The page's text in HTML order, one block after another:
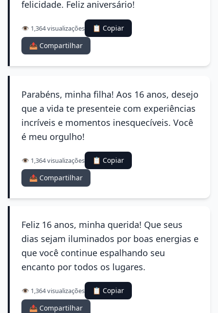
felicidade. Feliz aniversário!
👁️ 1,364 visualizações
📋 Copiar
📤 Compartilhar
Parabéns, minha filha! Aos 16 anos, desejo
que a vida te presenteie com experiências
incríveis e momentos inesquecíveis. Você
é meu orgulho!
👁️ 1,364 visualizações
📋 Copiar
📤 Compartilhar
Feliz 16 anos, minha querida! Que seus
dias sejam iluminados por boas energias e
que você continue espalhando seu
encanto por todos os lugares.
👁️ 1,364 visualizações
📋 Copiar
📤 Compartilhar